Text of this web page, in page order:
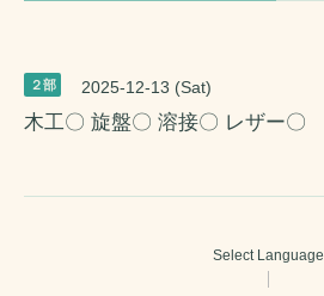
２部 2025-12-13 (Sat)
木工〇 旋盤〇 溶接〇 レザー〇
Select Language